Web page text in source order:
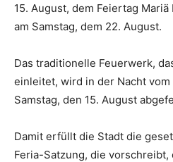
15. August, dem Feiertag
am Samstag, dem 22. August.
Das traditionelle Feuerwerk,
einleitet, wird in der Nacht vom
Samstag, den 15. August
Damit erfüllt die Stadt die
Feria-Satzung, die vorschreibt,